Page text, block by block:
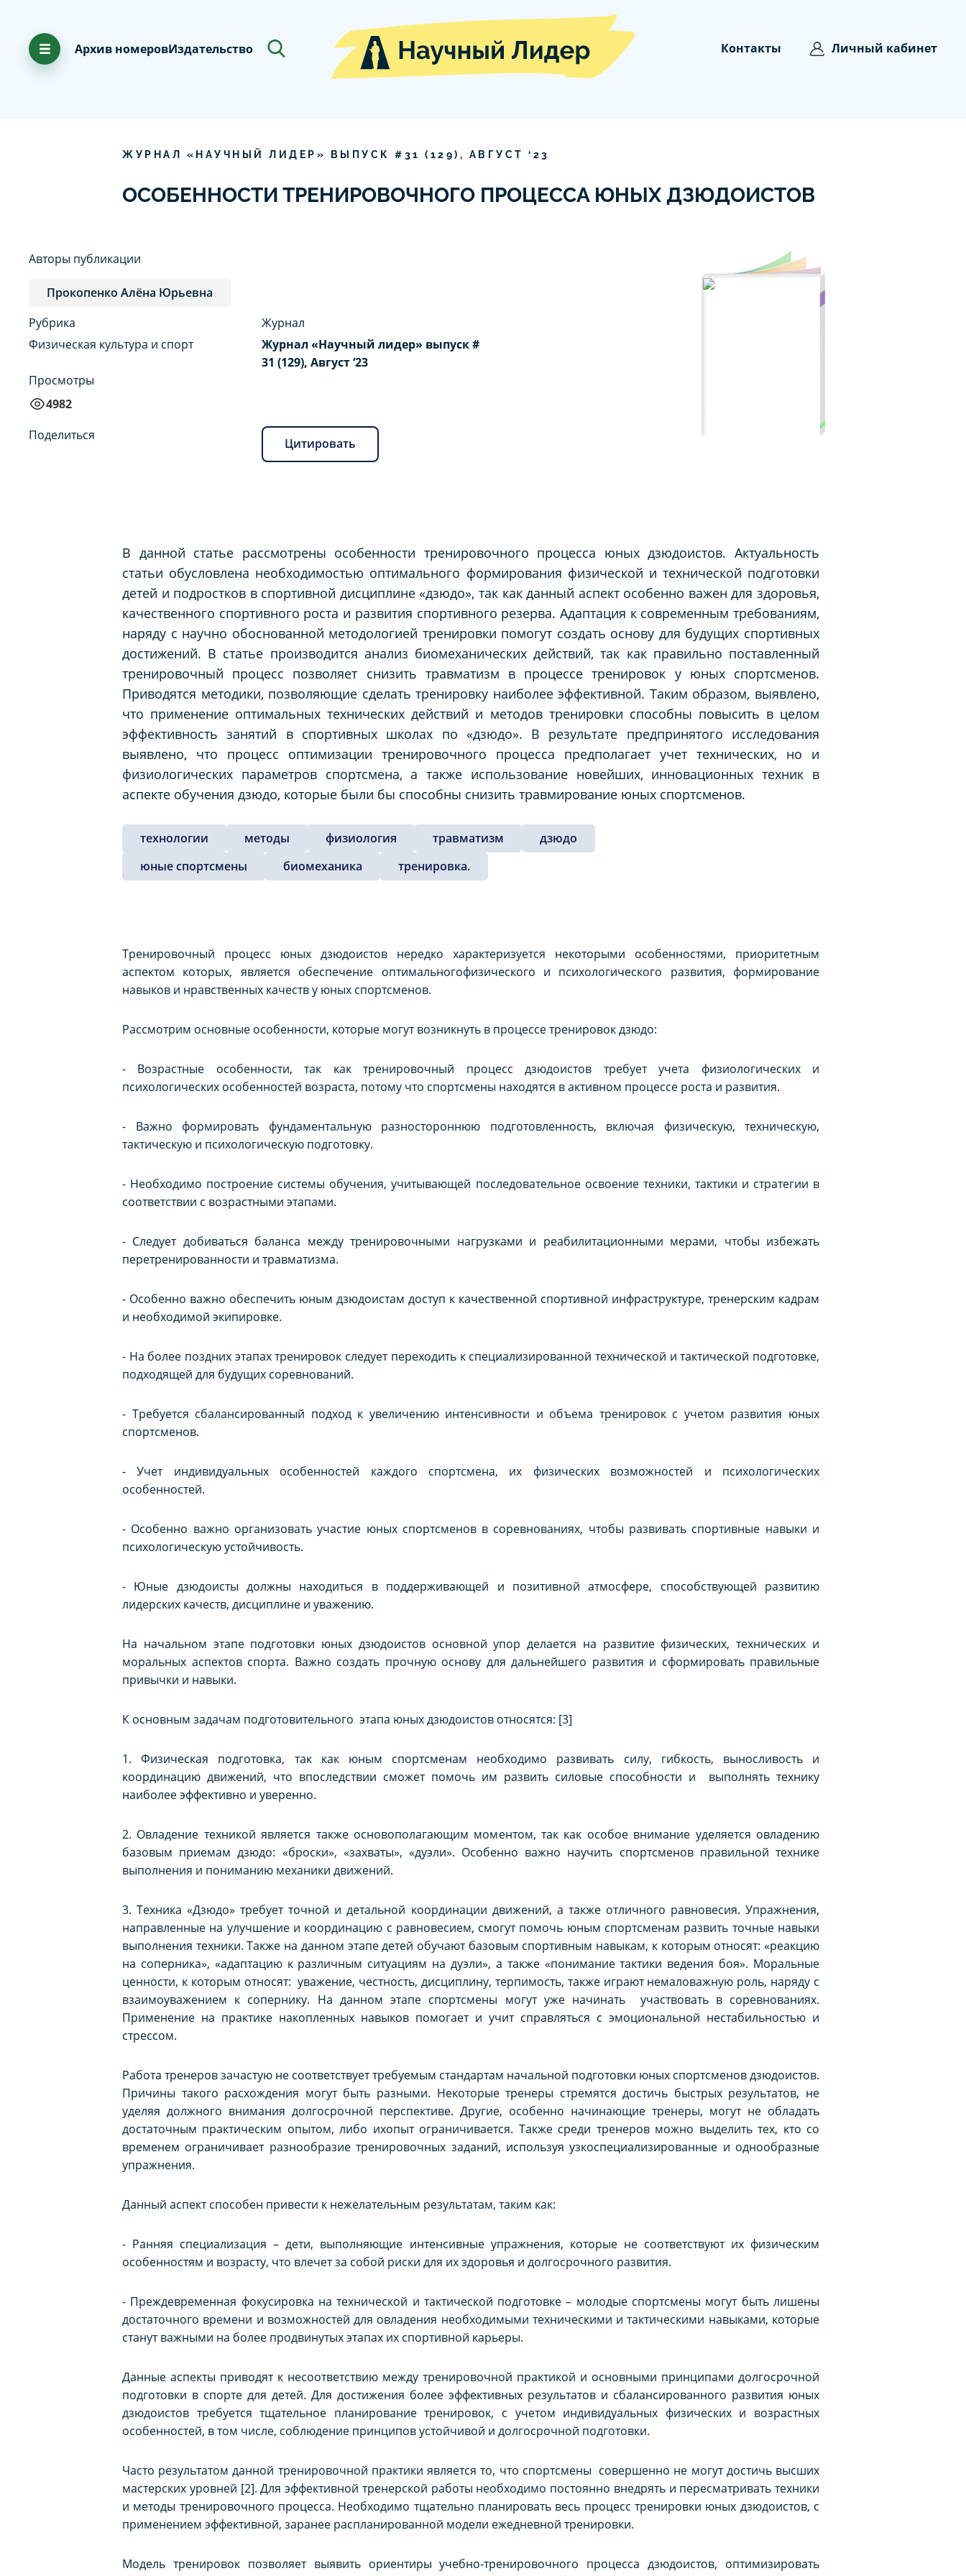
Архив номеровИздательство Контакты Личный кабинет
ЖУРНАЛ «НАУЧНЫЙ ЛИДЕР» ВЫПУСК # 31 ( 129), АВГУСТ ‘ 23
ОСОБЕННОСТИ ТРЕНИРОВОЧНОГО ПРОЦЕССА ЮНЫХ ДЗЮДОИСТОВ
Авторы публикации
Прокопенко Алёна Юрьевна
Рубрика
Физическая культура и спорт
Просмотры
4982
Журнал
Журнал «Научный лидер» выпуск #
31 (129), Август ‘23
Поделиться
Цитировать
В данной статье рассмотрены особенности тренировочного процесса юных дзюдоистов. Актуальность
статьи обусловлена необходимостью оптимального формирования физической и технической подготовки
детей и подростков в спортивной дисциплине «дзюдо», так как данный аспект особенно важен для здоровья,
качественного спортивного роста и развития спортивного резерва. Адаптация к современным требованиям,
наряду с научно обоснованной методологией тренировки помогут создать основу для будущих спортивных
достижений. В статье производится анализ биомеханических действий, так как правильно поставленный
тренировочный процесс позволяет снизить травматизм в процессе тренировок у юных спортсменов.
Приводятся методики, позволяющие сделать тренировку наиболее эффективной. Таким образом, выявлено,
что применение оптимальных технических действий и методов тренировки способны повысить в целом
эффективность занятий в спортивных школах по «дзюдо». В результате предпринятого исследования
выявлено, что процесс оптимизации тренировочного процесса предполагает учет технических, но и
физиологических параметров спортсмена, а также использование новейших, инновационных техник в
аспекте обучения дзюдо, которые были бы способны снизить травмирование юных спортсменов.
технологии методы физиология травматизм
дзюдо
юные спортсмены
биомеханика тренировка.
Тренировочный процесс юных дзюдоистов нередко характеризуется некоторыми особенностями, приоритетным
аспектом которых, является обеспечение оптимальногофизического и психологического развития, формирование
навыков и нравственных качеств у юных спортсменов.
Рассмотрим основные особенности, которые могут возникнуть в процессе тренировок дзюдо:
- Возрастные особенности, так как тренировочный процесс дзюдоистов требует учета физиологических и
психологических особенностей возраста, потому что спортсмены находятся в активном процессе роста и развития.
- Важно формировать фундаментальную разностороннюю подготовленность, включая физическую, техническую,
тактическую и психологическую подготовку.
- Необходимо построение системы обучения, учитывающей последовательное освоение техники, тактики и стратегии в
соответствии с возрастными этапами.
- Следует добиваться баланса между тренировочными нагрузками и реабилитационными мерами, чтобы избежать
перетренированности и травматизма.
- Особенно важно обеспечить юным дзюдоистам доступ к качественной спортивной инфраструктуре, тренерским кадрам
и необходимой экипировке.
- На более поздних этапах тренировок следует переходить к специализированной технической и тактической подготовке,
подходящей для будущих соревнований.
- Требуется сбалансированный подход к увеличению интенсивности и объема тренировок с учетом развития юных
спортсменов.
- Учет индивидуальных особенностей каждого спортсмена, их физических возможностей и психологических
особенностей.
- Особенно важно организовать участие юных спортсменов в соревнованиях, чтобы развивать спортивные навыки и
психологическую устойчивость.
- Юные дзюдоисты должны находиться в поддерживающей и позитивной атмосфере, способствующей развитию
лидерских качеств, дисциплине и уважению.
На начальном этапе подготовки юных дзюдоистов основной упор делается на развитие физических, технических и
моральных аспектов спорта. Важно создать прочную основу для дальнейшего развития и сформировать правильные
привычки и навыки.
К основным задачам подготовительного этапа юных дзюдоистов относятся: [3]
1. Физическая подготовка, так как юным спортсменам необходимо развивать силу, гибкость, выносливость и
координацию движений, что впоследствии сможет помочь им развить силовые способности и выполнять технику
наиболее эффективно и уверенно.
2. Овладение техникой является также основополагающим моментом, так как особое внимание уделяется овладению
базовым приемам дзюдо: «броски», «захваты», «дуэли». Особенно важно научить спортсменов правильной технике
выполнения и пониманию механики движений.
3. Техника «Дзюдо» требует точной и детальной координации движений, а также отличного равновесия. Упражнения,
направленные на улучшение и координацию с равновесием, смогут помочь юным спортсменам развить точные навыки
выполнения техники. Также на данном этапе детей обучают базовым спортивным навыкам, к которым относят: «реакцию
на соперника», «адаптацию к различным ситуациям на дуэли», а также «понимание тактики ведения боя». Моральные
ценности, к которым относят: уважение, честность, дисциплину, терпимость, также играют немаловажную роль, наряду с
взаимоуважением к сопернику. На данном этапе спортсмены могут уже начинать участвовать в соревнованиях.
Применение на практике накопленных навыков помогает и учит справляться с эмоциональной нестабильностью и
стрессом.
Работа тренеров зачастую не соответствует требуемым стандартам начальной подготовки юных спортсменов дзюдоистов.
Причины такого расхождения могут быть разными. Некоторые тренеры стремятся достичь быстрых результатов, не
уделяя должного внимания долгосрочной перспективе. Другие, особенно начинающие тренеры, могут не обладать
достаточным практическим опытом, либо ихопыт ограничивается. Также среди тренеров можно выделить тех, кто со
временем ограничивает разнообразие тренировочных заданий, используя узкоспециализированные и однообразные
упражнения.
Данный аспект способен привести к нежелательным результатам, таким как:
- Ранняя специализация – дети, выполняющие интенсивные упражнения, которые не соответствуют их физическим
особенностям и возрасту, что влечет за собой риски для их здоровья и долгосрочного развития.
- Преждевременная фокусировка на технической и тактической подготовке – молодые спортсмены могут быть лишены
достаточного времени и возможностей для овладения необходимыми техническими и тактическими навыками, которые
станут важными на более продвинутых этапах их спортивной карьеры.
Данные аспекты приводят к несоответствию между тренировочной практикой и основными принципами долгосрочной
подготовки в спорте для детей. Для достижения более эффективных результатов и сбалансированного развития юных
дзюдоистов требуется тщательное планирование тренировок, с учетом индивидуальных физических и возрастных
особенностей, в том числе, соблюдение принципов устойчивой и долгосрочной подготовки.
Часто результатом данной тренировочной практики является то, что спортсмены совершенно не могут достичь высших
мастерских уровней [2]. Для эффективной тренерской работы необходимо постоянно внедрять и пересматривать техники
и методы тренировочного процесса. Необходимо тщательно планировать весь процесс тренировки юных дзюдоистов, с
применением эффективной, заранее распланированной модели ежедневной тренировки.
Модель тренировок позволяет выявить ориентиры учебно-тренировочного процесса дзюдоистов, оптимизировать